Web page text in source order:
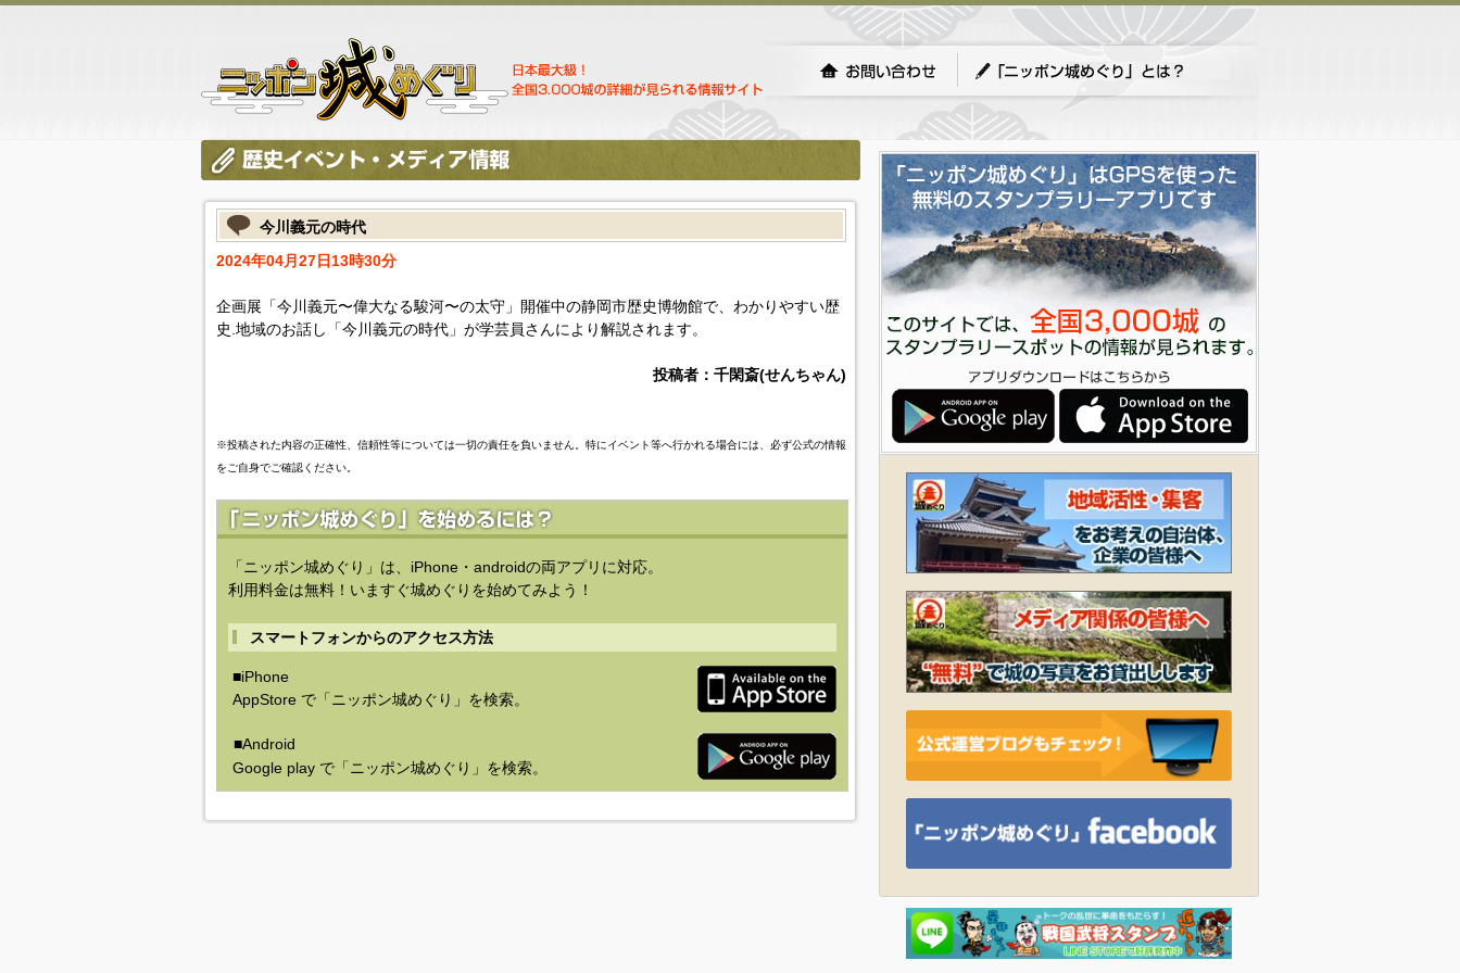
今川義元の時代
2024年04月27日13時30分
企画展「今川義元〜偉大なる駿河〜の太守」開催中の静岡市歴史博物館で、わかりやすい歴
史.地域のお話し「今川義元の時代」が学芸員さんにより解説されます。
投稿者：千閑斎(せんちゃん)
※投稿された内容の正確性、信頼性等については一切の責任を負いません。特にイベント等へ行かれる場合には、必ず公式の情報
をご自身でご確認ください。
「ニッポン城めぐり」は、iPhone・androidの両アプリに対応。
利用料金は無料！いますぐ城めぐりを始めてみよう！
スマートフォンからのアクセス方法
■iPhone
AppStore で「ニッポン城めぐり」を検索。
■Android
Google play で「ニッポン城めぐり」を検索。